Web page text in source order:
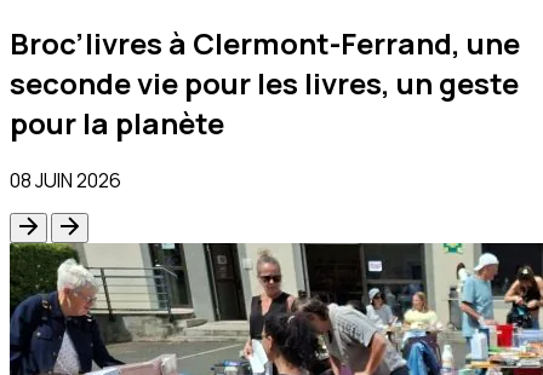
Broc’livres à Clermont-Ferrand, une
seconde vie pour les livres, un geste
pour la planète
08 JUIN 2026